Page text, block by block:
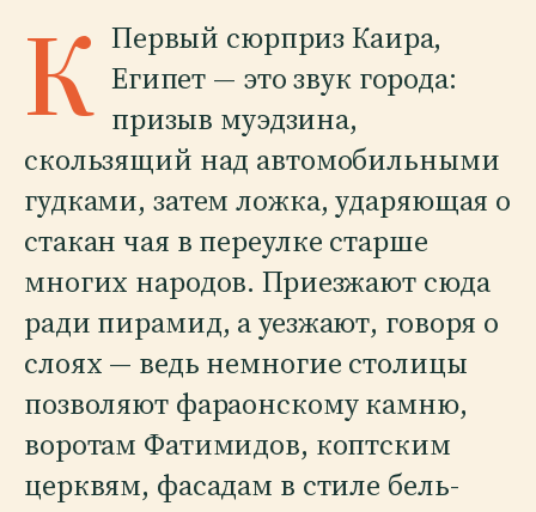
К Первый сюрприз Каира,
Египет — это звук города:
призыв муэдзина,
скользящий над автомобильными
гудками, затем ложка, ударяющая о
стакан чая в переулке старше
многих народов. Приезжают сюда
ради пирамид, а уезжают, говоря о
слоях — ведь немногие столицы
позволяют фараонскому камню,
воротам Фатимидов, коптским
церквям, фасадам в стиле бель-